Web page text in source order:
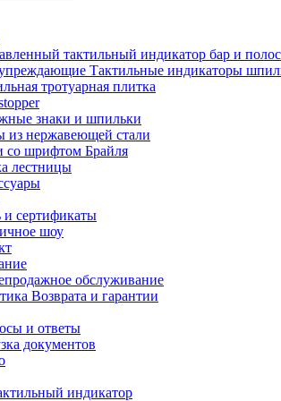
тактильный индикатор бар и
Тактильные индикаторы
тротуарная плитка
знаки и шпильки
из нержавеющей стали
со шрифтом Брайля
лестницы
и сертификаты
шоу
обслуживание
Возврата и гарантии
и ответы
документов
индикатор